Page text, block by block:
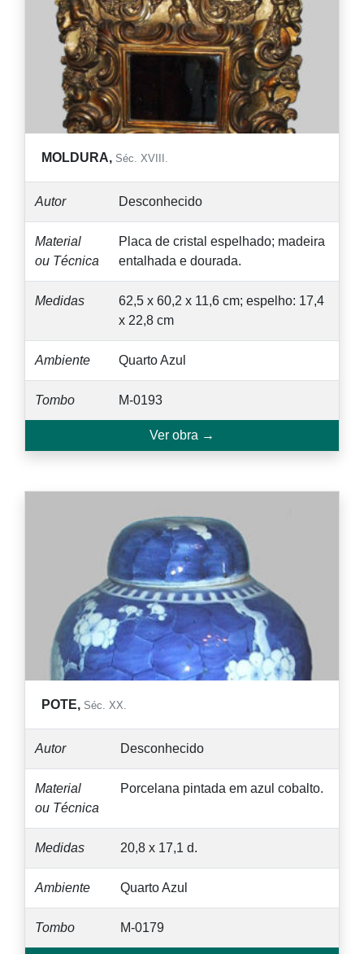
MOLDURA, Séc. XVIII.
Autor Desconhecido
Material
ou Técnica
Placa de cristal espelhado; madeira
entalhada e dourada.
Medidas
62,5 x 60,2 x 11,6 cm; espelho: 17,4
x 22,8 cm
Ambiente Quarto Azul
Tombo M-0193
Ver obra →
POTE, Séc. XX.
Autor Desconhecido
Material
ou Técnica
Porcelana pintada em azul cobalto.
Medidas 20,8 x 17,1 d.
Ambiente Quarto Azul
Tombo M-0179